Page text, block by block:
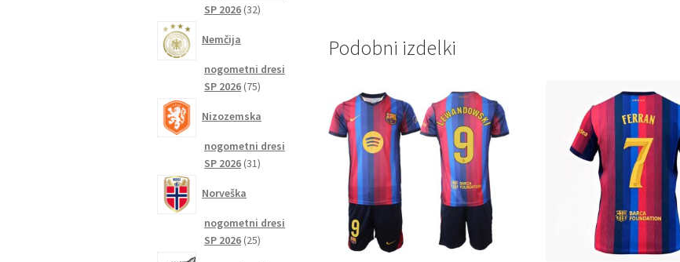
Podobni izdelki
SP 2026 3232
Nemčija
nogometni dresi
SP 2026 7575
Nizozemska
nogometni dresi
SP 2026 3131
Norveška
nogometni dresi
SP 2026 2525